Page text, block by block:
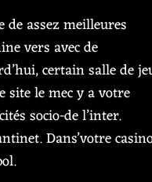
de assez meilleures
vers avec de
certain salle de
le mec y a votre
socio-de l’inter.
Dans’votre